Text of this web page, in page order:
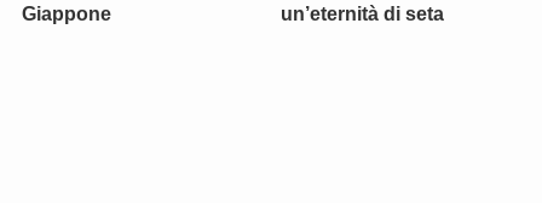
Giappone
un’eternità di seta